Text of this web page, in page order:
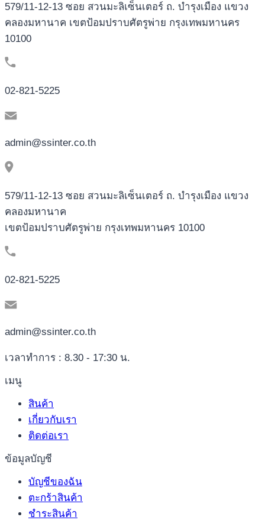
579/11-12-13 ซอย สวนมะลิเซ็นเตอร์ ถ. บำรุงเมือง แขวง
คลองมหานาค เขตป้อมปราบศัตรูพ่าย กรุงเทพมหานคร
10100
02-821-5225
admin@ssinter.co.th
579/11-12-13 ซอย สวนมะลิเซ็นเตอร์ ถ. บำรุงเมือง แขวง
คลองมหานาค
เขตป้อมปราบศัตรูพ่าย กรุงเทพมหานคร 10100
02-821-5225
admin@ssinter.co.th
เวลาทำการ : 8.30 - 17:30 น.
เมนู
สินค้า
เกี่ยวกับเรา
ติดต่อเรา
ข้อมูลบัญชี
บัญชีของฉัน
ตะกร้าสินค้า
ชำระสินค้า